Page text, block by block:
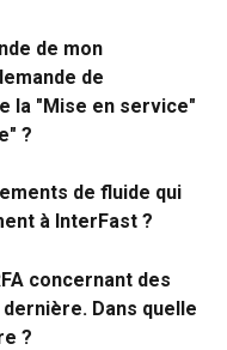
de mon
de
la "Mise en service"
?
de fluide qui
à InterFast ?
concernant des
Dans quelle
?